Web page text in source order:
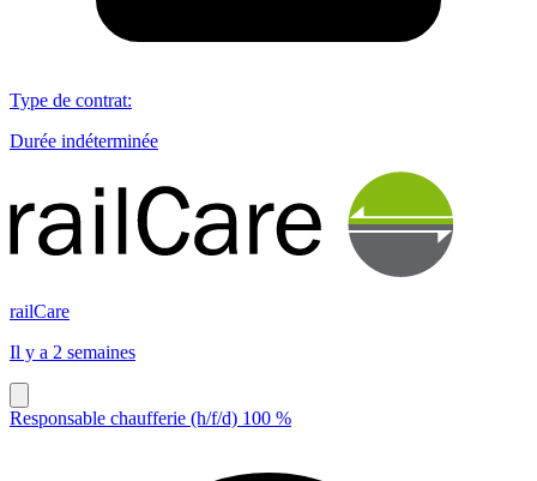
Type de contrat:
Durée indéterminée
railCare
Il y a 2 semaines
Responsable chaufferie (h/f/d) 100 %